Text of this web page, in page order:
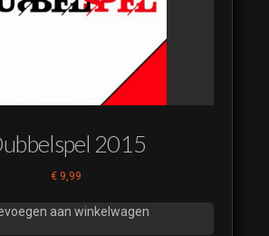
2015
€ 9,99
aan winkelwagen